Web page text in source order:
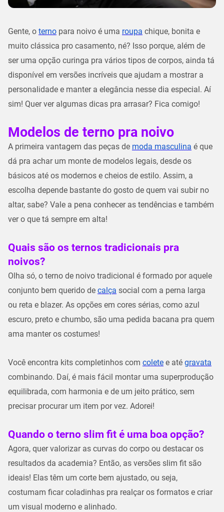
Gente, o terno para noivo é uma roupa chique, bonita e
muito clássica pro casamento, né? Isso porque, além de
ser uma opção curinga pra vários tipos de corpos, ainda tá
disponível em versões incríveis que ajudam a mostrar a
personalidade e manter a elegância nesse dia especial. Aí
sim! Quer ver algumas dicas pra arrasar? Fica comigo!
Modelos de terno pra noivo
A primeira vantagem das peças de moda masculina é que
dá pra achar um monte de modelos legais, desde os
básicos até os modernos e cheios de estilo. Assim, a
escolha depende bastante do gosto de quem vai subir no
altar, sabe? Vale a pena conhecer as tendências e também
ver o que tá sempre em alta!
Quais são os ternos tradicionais pra
noivos?
Olha só, o terno de noivo tradicional é formado por aquele
conjunto bem querido de calça social com a perna larga
ou reta e blazer. As opções em cores sérias, como azul
escuro, preto e chumbo, são uma pedida bacana pra quem
ama manter os costumes!
Você encontra kits completinhos com colete e até gravata
combinando. Daí, é mais fácil montar uma superprodução
equilibrada, com harmonia e de um jeito prático, sem
precisar procurar um item por vez. Adorei!
Quando o terno slim fit é uma boa opção?
Agora, quer valorizar as curvas do corpo ou destacar os
resultados da academia? Então, as versões slim fit são
ideais! Elas têm um corte bem ajustado, ou seja,
costumam ficar coladinhas pra realçar os formatos e criar
um visual moderno e alinhado.